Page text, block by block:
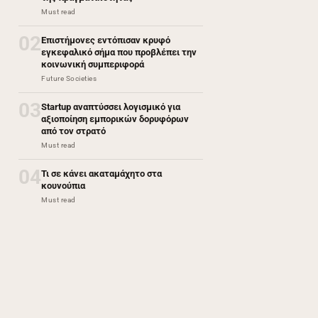
Must read
02Επιστήμονες εντόπισαν κρυφό
εγκεφαλικό σήμα που προβλέπει την
κοινωνική συμπεριφορά
Future Societies
03Startup αναπτύσσει λογισμικό για
αξιοποίηση εμπορικών δορυφόρων
από τον στρατό
Must read
04Τι σε κάνει ακαταμάχητο στα
κουνούπια
Must read